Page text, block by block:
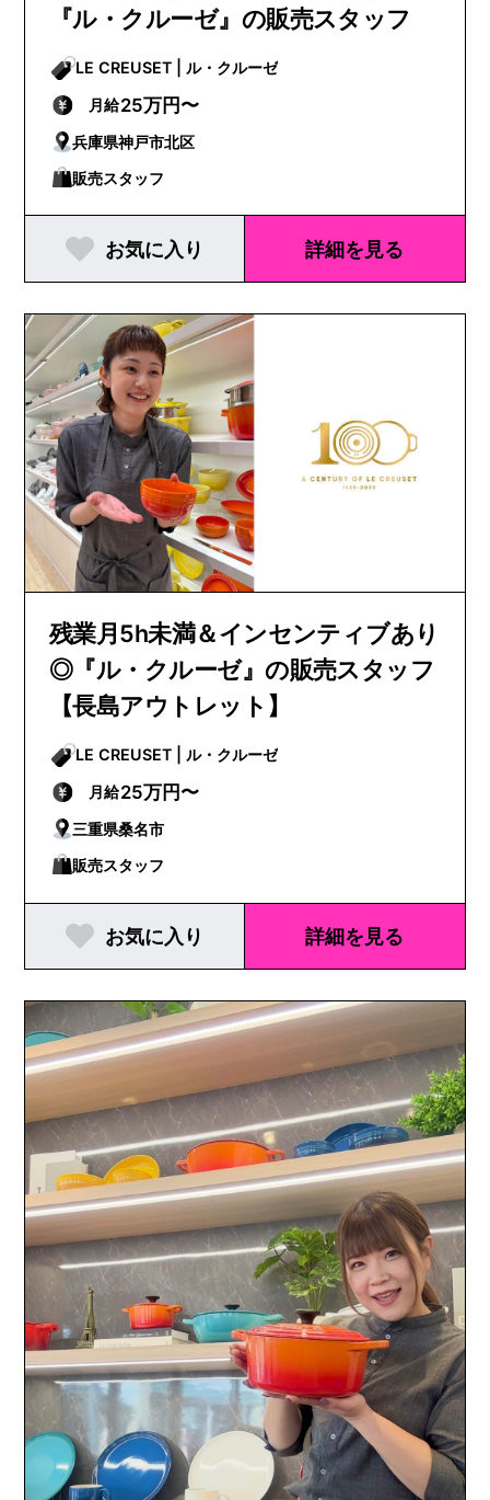
『ル・クルーゼ』の販売スタッフ
LE CREUSET | ル・クルーゼ
月給25万円〜
兵庫県神戸市北区
販売スタッフ
お気に入り 詳細を見る
残業月5h未満＆インセンティブあり
◎『ル・クルーゼ』の販売スタッフ
【長島アウトレット】
LE CREUSET | ル・クルーゼ
月給25万円〜
三重県桑名市
販売スタッフ
お気に入り 詳細を見る